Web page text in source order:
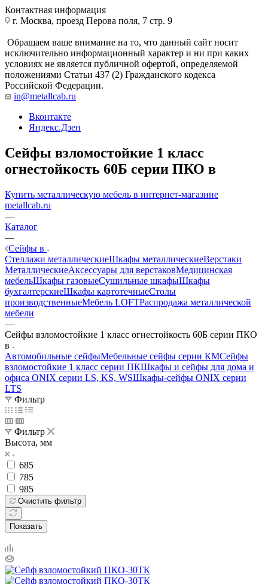
Контактная информация
г. Москва, проезд Перова поля, 7 стр. 9
Обращаем ваше внимание на то, что данный сайт носит
исключительно информационный характер и ни при каких
условиях не является публичной офертой, определяемой
положениями Статьи 437 (2) Гражданского кодекса
Российской Федерации.
in@metallcab.ru
Вконтакте
Яндекс.Дзен
Сейфы взломостойкие 1 класс
огнестойкость 60Б серии ПКО в
Купить металлическую мебель в интернет-магазине
metallcab.ru
—
Каталог
—
Сейфы в
Стеллажи металлическиеШкафы металлическиеВерстаки
МеталлическиеАксессуары для верстаковМедицинская
мебельШкафы газовыеСушильные шкафыШкафы
бухгалтерскиеШкафы картотечныеСтолы
производственныеМебель LOFTРаспродажа металлической
мебели
—
Сейфы взломостойкие 1 класс огнестойкость 60Б серии ПКО
в
Автомобильные сейфыМебельные сейфы серии КМСейфы
взломостойкие 1 класс серии ПКШкафы и сейфы для дома и
офиса ONIX серии LS, KS, WSШкафы-сейфы ONIX серии
LTS
Фильтр
Фильтр
Высота, мм
685
785
985
Очистить фильтр
Показать